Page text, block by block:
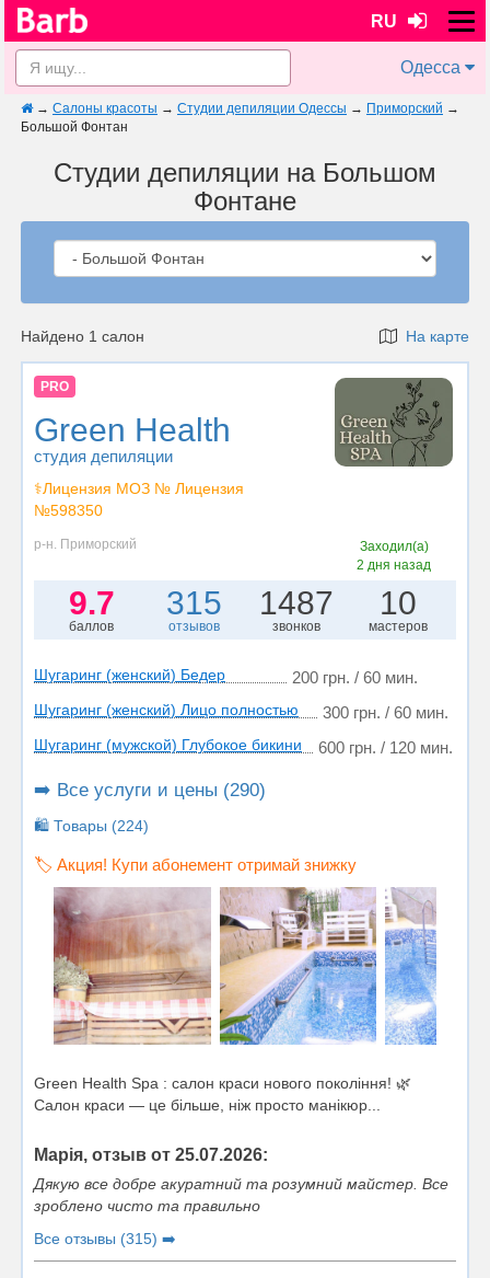
RU
Одесса
→ Салоны красоты → Студии депиляции Одессы → Приморский →
Большой Фонтан
Студии депиляции на Большом
Фонтане
Найдено 1 салон На карте
PRO
Green Health
студия депиляции
⚕️Лицензия МОЗ № Лицензия
№598350
р-н. Приморский
Заходил(а)
2 дня назад
9.7
баллов
315
отзывов
1487
звонков
10
мастеров
Шугаринг (женский) Бедер 200 грн. / 60 мин.
Шугаринг (женский) Лицо полностью 300 грн. / 60 мин.
Шугаринг (мужской) Глубокое бикини 600 грн. / 120 мин.
➡️ Все услуги и цены (290)
🛍️ Товары (224)
🏷️ Акция! Купи абонемент отримай знижку
Green Health Spa : cалон краси нового покоління! 🌿
Салон краси — це більше, ніж просто манікюр...
Марія, отзыв от 25.07.2026:
Дякую все добре акуратний та розумний майстер. Все
зроблено чисто та правильно
Все отзывы (315) ➡️